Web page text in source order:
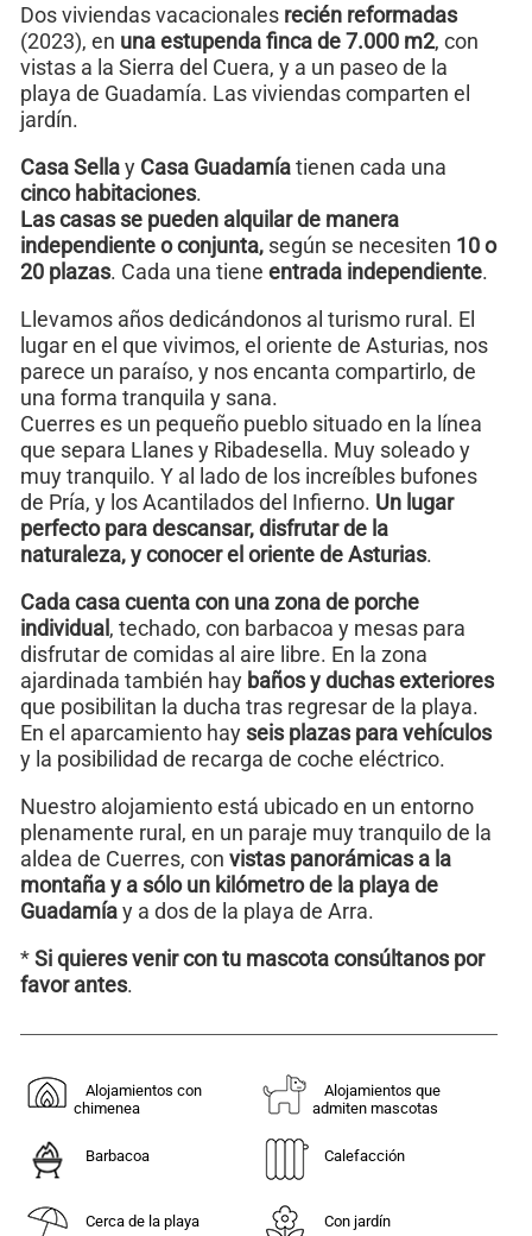
Dos viviendas vacacionales recién reformadas
(2023), en una estupenda finca de 7.000 m2, con
vistas a la Sierra del Cuera, y a un paseo de la
playa de Guadamía. Las viviendas comparten el
jardín.
Casa Sellay Casa Guadamíatienen cada una
cinco habitaciones.
Las casas se pueden alquilar de manera
independiente o conjunta, según se necesiten 10 o
20 plazas. Cada una tiene entrada independiente.
Llevamos años dedicándonos al turismo rural. El
lugar en el que vivimos, el oriente de Asturias, nos
parece un paraíso, y nos encanta compartirlo, de
una forma tranquila y sana.
Cuerres es un pequeño pueblo situado en la línea
que separa Llanes y Ribadesella. Muy soleado y
muy tranquilo. Y al lado de los increíbles bufones
de Pría, y los Acantilados del Infierno. Un lugar
perfecto para descansar, disfrutar de la
naturaleza, y conocer el oriente de Asturias.
Cada casa cuenta con una zona de porche
individual, techado, con barbacoa y mesas para
disfrutar de comidas al aire libre. En la zona
ajardinada también hay baños y duchas exteriores
que posibilitan la ducha tras regresar de la playa.
En el aparcamiento hay seis plazas para vehículos
y la posibilidad de recarga de coche eléctrico.
Nuestro alojamiento está ubicado en un entorno
plenamente rural, en un paraje muy tranquilo de la
aldea de Cuerres, con vistas panorámicas a la
montaña y a sólo un kilómetro de la playa de
Guadamíay a dos de la playa de Arra.
*Si quieres venir con tu mascota consúltanos por
favor antes.
Alojamientos con
chimenea
Alojamientos que
admiten mascotas
Barbacoa Calefacción
Cerca de la playa Con jardín